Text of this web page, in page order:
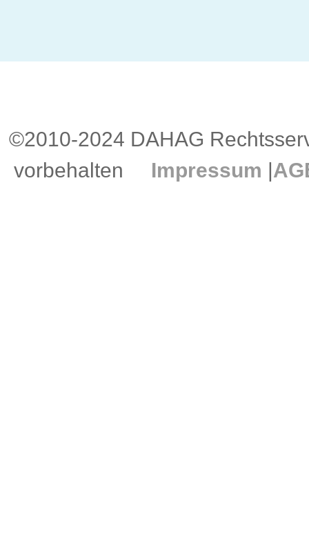
©2010-2024 DAHAG
vorbehalten Impressum |